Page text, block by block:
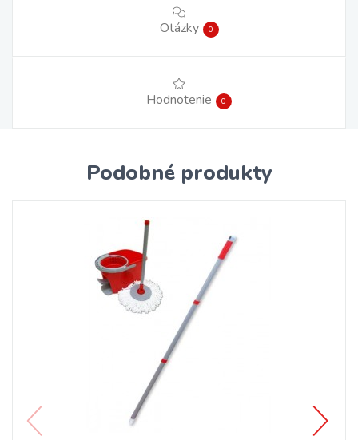
Otázky 0
Hodnotenie 0
Podobné produkty